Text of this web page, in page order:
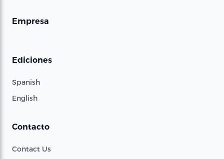
Empresa
Ediciones
Spanish
English
Contacto
Contact Us